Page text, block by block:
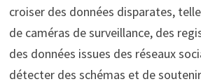
croiser des données disparates,
de caméras de surveillance, des
des données issues des réseaux
détecter des schémas et de